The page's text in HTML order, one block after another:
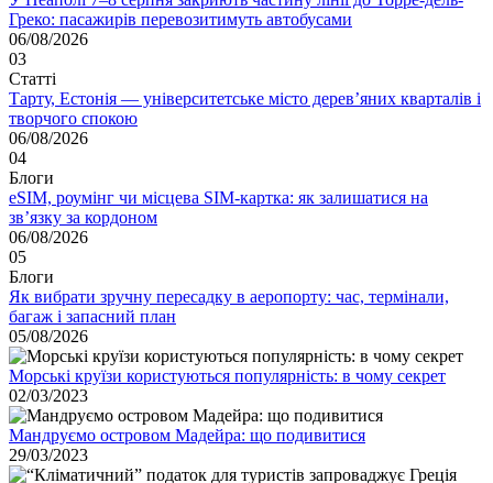
Греко: пасажирів перевозитимуть автобусами
06/08/2026
03
Статті
Тарту, Естонія — університетське місто дерев’яних кварталів і
творчого спокою
06/08/2026
04
Блоги
eSIM, роумінг чи місцева SIM-картка: як залишатися на
зв’язку за кордоном
06/08/2026
05
Блоги
Як вибрати зручну пересадку в аеропорту: час, термінали,
багаж і запасний план
05/08/2026
Морські круїзи користуються популярність: в чому секрет
02/03/2023
Мандруємо островом Мадейра: що подивитися
29/03/2023